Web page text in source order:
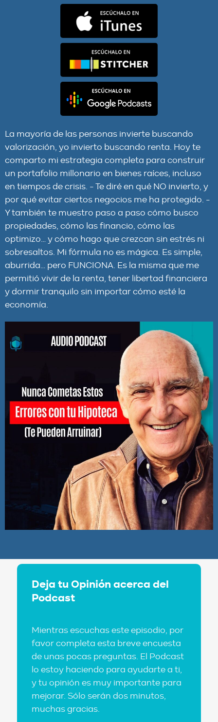
La mayoría de las personas invierte buscando
valorización, yo invierto buscando renta. Hoy te
comparto mi estrategia completa para construir
un portafolio millonario en bienes raíces, incluso
en tiempos de crisis. - Te diré en qué NO invierto, y
por qué evitar ciertos negocios me ha protegido. -
Y también te muestro paso a paso cómo busco
propiedades, cómo las financio, cómo las
optimizo… y cómo hago que crezcan sin estrés ni
sobresaltos. Mi fórmula no es mágica. Es simple,
aburrida… pero FUNCIONA. Es la misma que me
permitió vivir de la renta, tener libertad financiera
y dormir tranquilo sin importar cómo esté la
economía.
Deja tu Opinión acerca del
Podcast
Mientras escuchas este episodio, por
favor completa esta breve encuesta
de unas pocas preguntas. El Podcast
lo estoy haciendo para ayudarte a ti,
y tu opinión es muy importante para
mejorar. Sólo serán dos minutos,
muchas gracias.